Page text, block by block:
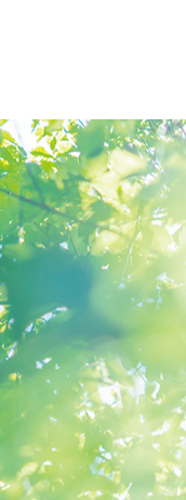
アク
イ
公開講座
連携事業